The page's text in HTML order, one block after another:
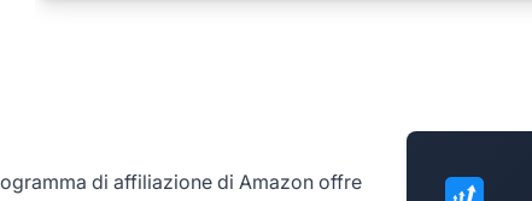
di affiliazione di Amazon offre